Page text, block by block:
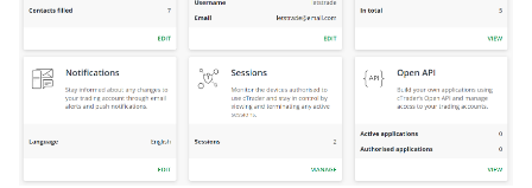
Polski